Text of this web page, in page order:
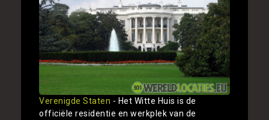
Verenigde Staten - Het Witte Huis is de
officiële residentie en werkplek van de